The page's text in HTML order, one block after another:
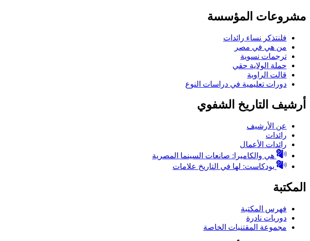
مشروعات المؤسسة
فلنتذكر نساء رائدات
من هي في مصر
ترجمات نسوية
حملة الولاية حقي
قالت الراوية
دورات تعليمية في دراسات النوع
أرشيف التاريخ الشفوي
عن الأرشيف
رائدات
رائدات الأعمال
هي والكاميرا: صانعات السينما المصرية
بودكاست: لها في التاريخ علامات
المكتبة
فهرس المكتبة
دوريات نادرة
مجموعة المقتنيات الخاصة